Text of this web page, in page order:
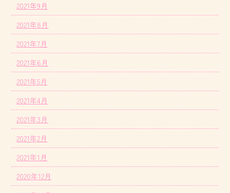
2021年9月
2021年8月
2021年7月
2021年6月
2021年5月
2021年4月
2021年3月
2021年2月
2021年1月
2020年12月